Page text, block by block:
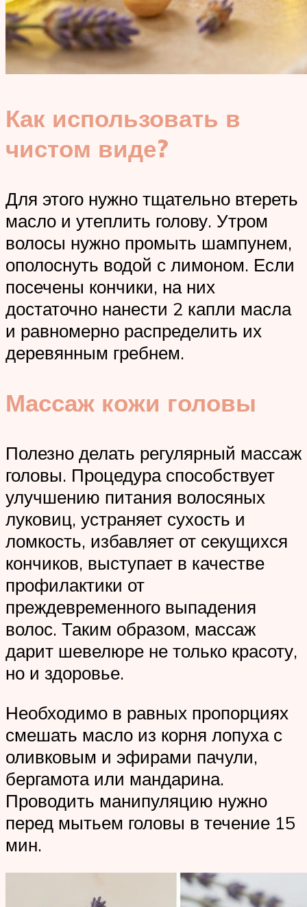
Как использовать в
чистом виде?
Для этого нужно тщательно втереть
масло и утеплить голову. Утром
волосы нужно промыть шампунем,
ополоснуть водой с лимоном. Если
посечены кончики, на них
достаточно нанести 2 капли масла
и равномерно распределить их
деревянным гребнем.
Массаж кожи головы
Полезно делать регулярный массаж
головы. Процедура способствует
улучшению питания волосяных
луковиц, устраняет сухость и
ломкость, избавляет от секущихся
кончиков, выступает в качестве
профилактики от
преждевременного выпадения
волос. Таким образом, массаж
дарит шевелюре не только красоту,
но и здоровье.
Необходимо в равных пропорциях
смешать масло из корня лопуха с
оливковым и эфирами пачули,
бергамота или мандарина.
Проводить манипуляцию нужно
перед мытьем головы в течение 15
мин.